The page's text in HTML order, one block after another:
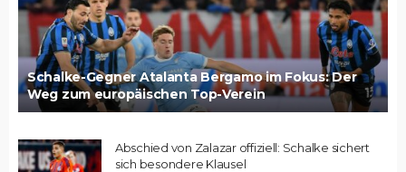
Schalke-Gegner Atalanta Bergamo im Fokus: Der
Weg zum europäischen Top-Verein
Abschied von Zalazar offiziell: Schalke sichert
sich besondere Klausel